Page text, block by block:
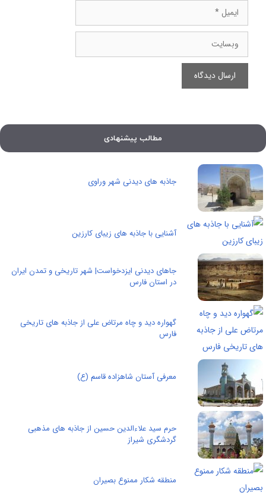
ایمیل
وبسایت
مطالب پیشنهادی
جاذبه های دیدنی شهر وراوی
آشنایی با جاذبه های زیبای کارزین
جاهای دیدنی ایزدخواست| شهر تاریخی و تمدن ایران
در استان فارس
گهواره دید و چاه مرتاض علی از جاذبه های تاریخی
فارس
معرفی آستان شاهزاده قاسم (ع)
حرم سید علاءالدین حسین از جاذبه های مذهبی
گردشگری شیراز
منطقه شکار ممنوع بصیران